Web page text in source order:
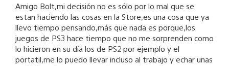
Amigo Bolt,mi decisión no es sólo por lo mal que se
estan haciendo las cosas en la Store,es una cosa que ya
llevo tiempo pensando,más que nada es porque,los
juegos de PS3 hace tiempo que no me sorprenden como
lo hicieron en su día los de PS2 por ejemplo y el
portatil,me lo puedo llevar incluso al trabajo y echar unas